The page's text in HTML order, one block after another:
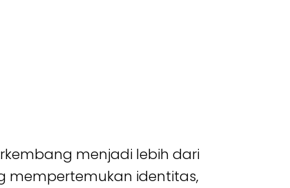
menjadi lebih dari
mempertemukan identitas,